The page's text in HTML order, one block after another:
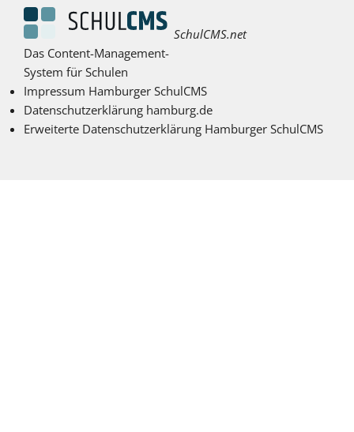
SchulCMS.net
Das Content-Management-
System für Schulen
Impressum Hamburger SchulCMS
Datenschutzerklärung hamburg.de
Erweiterte Datenschutzerklärung Hamburger SchulCMS